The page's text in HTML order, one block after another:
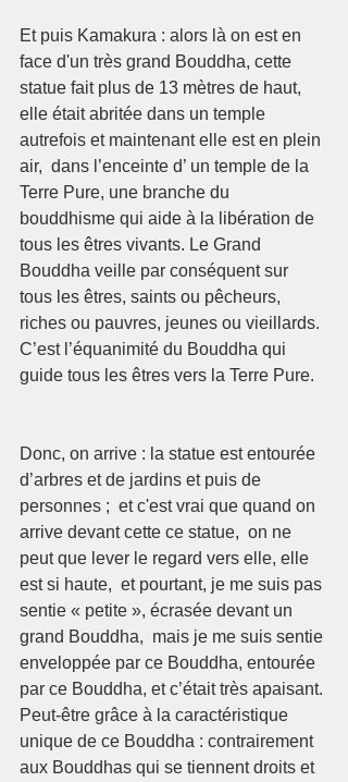
Et puis Kamakura : alors là on est en
face d'un très grand Bouddha, cette
statue fait plus de 13 mètres de haut,
elle était abritée dans un temple
autrefois et maintenant elle est en plein
air,  dans l’enceinte d’ un temple de la
Terre Pure, une branche du
bouddhisme qui aide à la libération de
tous les êtres vivants. Le Grand
Bouddha veille par conséquent sur
tous les êtres, saints ou pêcheurs,
riches ou pauvres, jeunes ou vieillards.
C’est l’équanimité du Bouddha qui
guide tous les êtres vers la Terre Pure.
Donc, on arrive : la statue est entourée
d’arbres et de jardins et puis de
personnes ;  et c'est vrai que quand on
arrive devant cette ce statue,  on ne
peut que lever le regard vers elle, elle
est si haute,  et pourtant, je me suis pas
sentie « petite », écrasée devant un
grand Bouddha,  mais je me suis sentie
enveloppée par ce Bouddha, entourée
par ce Bouddha, et c’était très apaisant.
Peut-être grâce à la caractéristique
unique de ce Bouddha : contrairement
aux Bouddhas qui se tiennent droits et